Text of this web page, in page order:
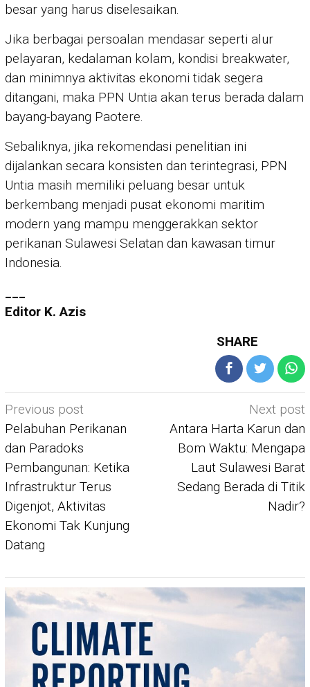
besar yang harus diselesaikan.
Jika berbagai persoalan mendasar seperti alur
pelayaran, kedalaman kolam, kondisi breakwater,
dan minimnya aktivitas ekonomi tidak segera
ditangani, maka PPN Untia akan terus berada dalam
bayang-bayang Paotere.
Sebaliknya, jika rekomendasi penelitian ini
dijalankan secara konsisten dan terintegrasi, PPN
Untia masih memiliki peluang besar untuk
berkembang menjadi pusat ekonomi maritim
modern yang mampu menggerakkan sektor
perikanan Sulawesi Selatan dan kawasan timur
Indonesia.
Editor K. Azis
SHARE
Post
navigation
Previous post
Pelabuhan Perikanan
dan Paradoks
Pembangunan: Ketika
Infrastruktur Terus
Digenjot, Aktivitas
Ekonomi Tak Kunjung
Datang
Next post
Antara Harta Karun dan
Bom Waktu: Mengapa
Laut Sulawesi Barat
Sedang Berada di Titik
Nadir?